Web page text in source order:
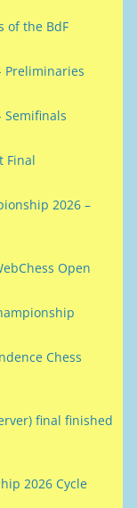
of the BdF
Preliminaries
Semifinals
Final
2026 –
Open
Chess
final finished
2026 Cycle